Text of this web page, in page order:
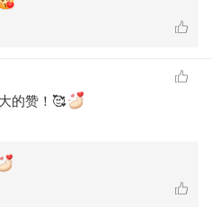
款甜点，关键在于饼皮的做
得比较容易操作并且非常好吃
的赞！🥰